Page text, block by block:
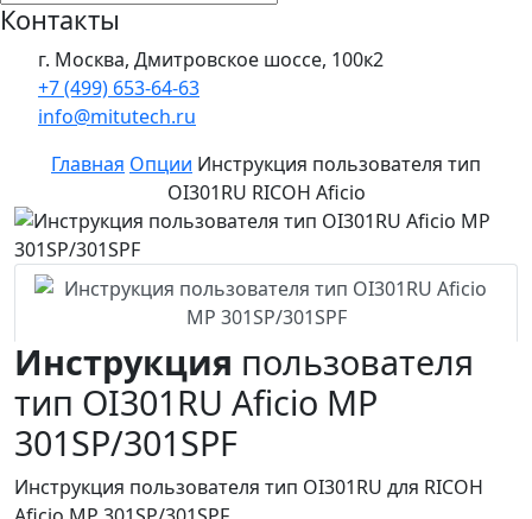
Контакты
г. Москва, Дмитровское шоссе, 100к2
+7 (499) 653-64-63
info@mitutech.ru
Главная Опции Инструкция пользователя тип
OI301RU RICOH Aficio
Инструкция пользователя
тип OI301RU Aficio MP
301SP/301SPF
Инструкция пользователя тип OI301RU для RICOH